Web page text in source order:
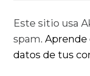
Este sitio usa
spam. Aprende
datos de tus